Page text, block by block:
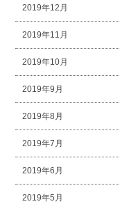
2019年12月
2019年11月
2019年10月
2019年9月
2019年8月
2019年7月
2019年6月
2019年5月